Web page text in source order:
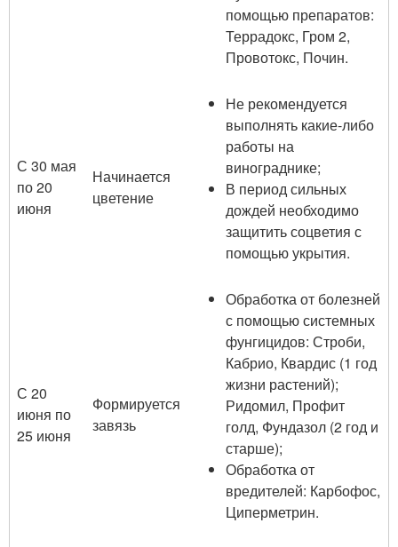
помощью препаратов:
Террадокс, Гром 2,
Провотокс, Почин.
С 30 мая
по 20
июня
Начинается
цветение
Не рекомендуется
выполнять какие-либо
работы на
винограднике;
В период сильных
дождей необходимо
защитить соцветия с
помощью укрытия.
С 20
июня по
25 июня
Формируется
завязь
Обработка от болезней
с помощью системных
фунгицидов: Строби,
Кабрио, Квардис (1 год
жизни растений);
Ридомил, Профит
голд, Фундазол (2 год и
старше);
Обработка от
вредителей: Карбофос,
Циперметрин.